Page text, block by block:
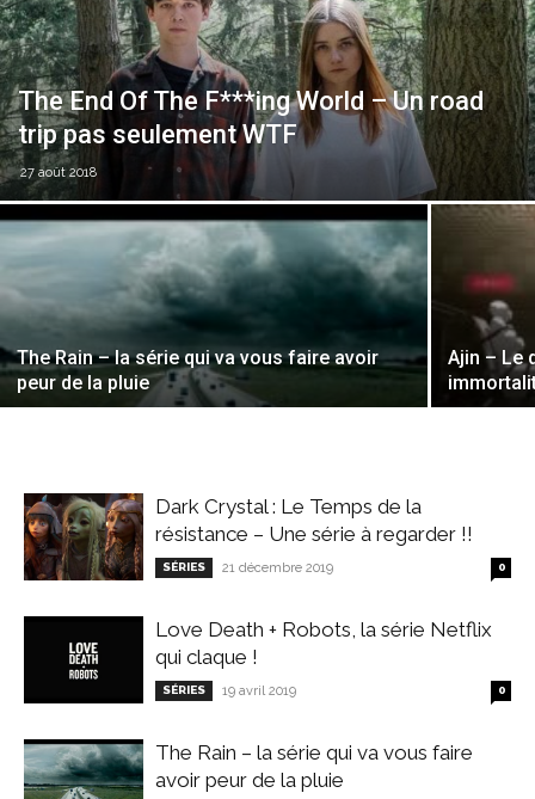
The End Of The F***ing World – Un road
trip pas seulement WTF
27 août 2018
The Rain – la série qui va vous faire avoir
peur de la pluie
Ajin – Le
Dark Crystal : Le Temps de la
résistance – Une série à regarder !!
SÉRIES 21 décembre 2019 0
Love Death + Robots, la série Netflix
qui claque !
SÉRIES 19 avril 2019 0
The Rain – la série qui va vous faire
avoir peur de la pluie